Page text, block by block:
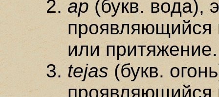
ар (букв. вода),
проявляющийся
или притяжение.
tejas(букв.
проявляющийся